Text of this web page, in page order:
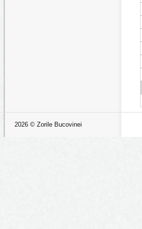
2026 © Zorile Bucovinei